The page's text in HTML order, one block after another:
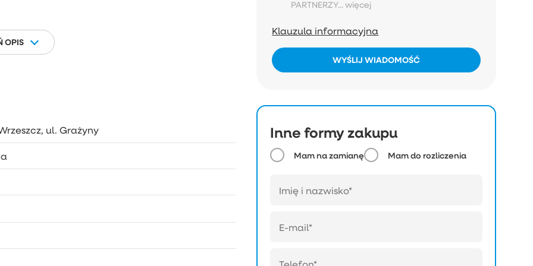
r.,
wg opinii kominiarskiej.
zł.
OPIS
ul. Grażyny
PARTNERZY... więcej
Klauzula informacyjna
WYŚLIJ WIADOMOŚĆ
Inne formy zakupu
Mam na zamianę Mam do rozliczenia